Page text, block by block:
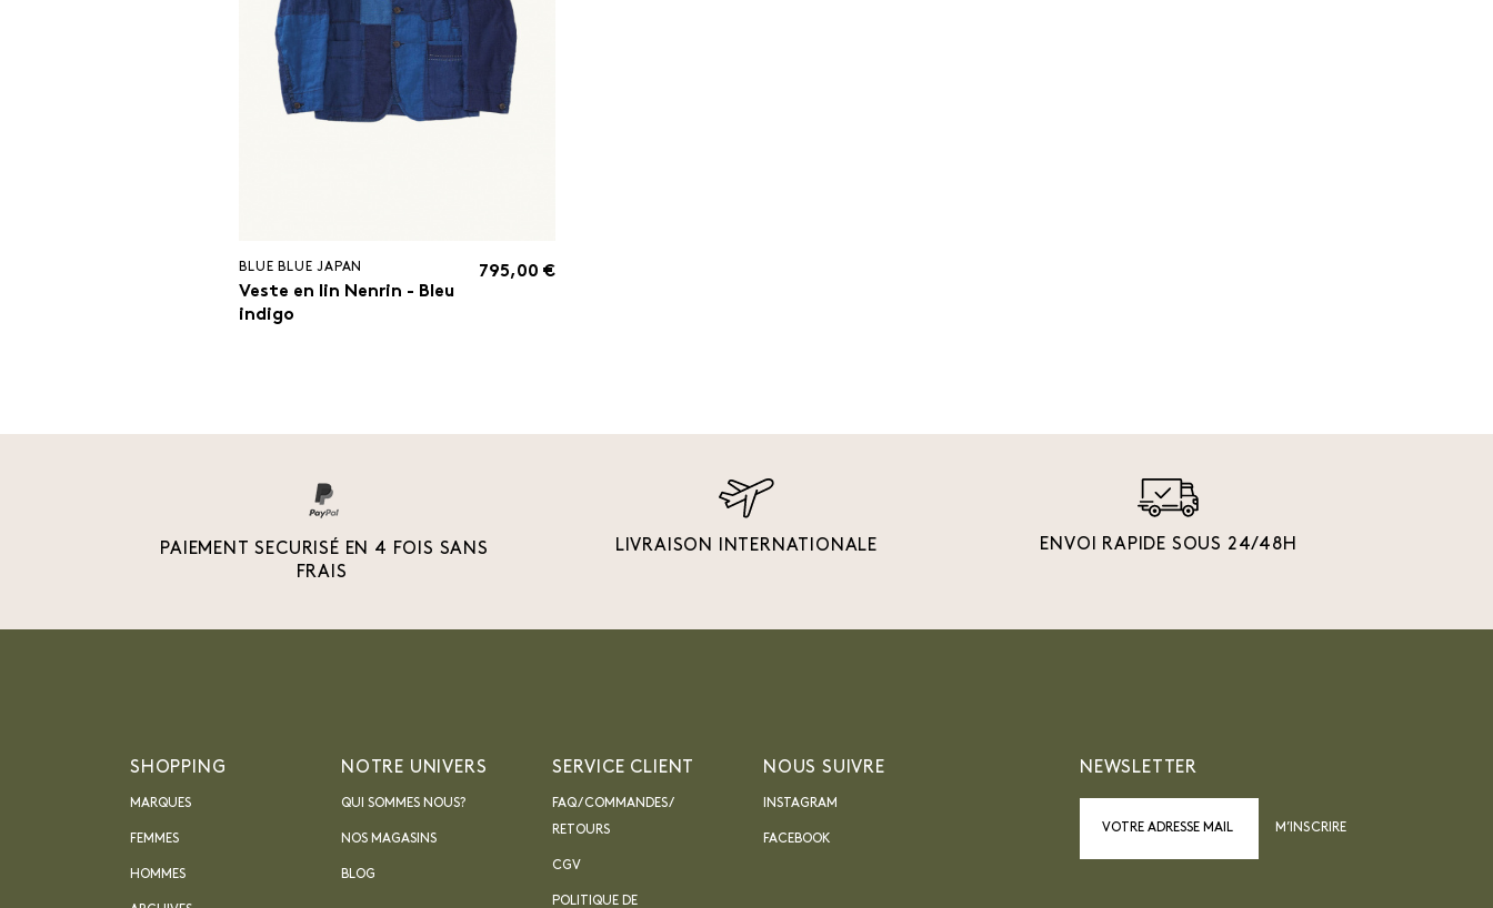
BLUE BLUE JAPAN
Veste en lin Nenrin - Bleu
indigo
795,00 €
PAIEMENT SECURISÉ EN 4 FOIS SANS
FRAIS
LIVRAISON INTERNATIONALE ENVOI RAPIDE SOUS 24/48H
SHOPPING
MARQUES
FEMMES
HOMMES
NOTRE UNIVERS
QUI SOMMES NOUS?
NOS MAGASINS
BLOG
SERVICE CLIENT
FAQ / COMMANDES /
RETOURS
CGV
POLITIQUE DE
NOUS SUIVRE
INSTAGRAM
FACEBOOK
NEWSLETTER
M’INSCRIRE